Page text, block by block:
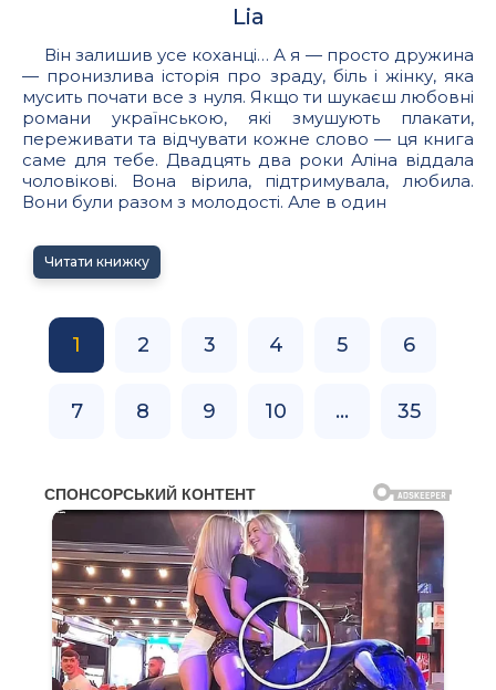
Lia
Він залишив усе коханці… А я — просто дружина
— пронизлива історія про зраду, біль і жінку, яка
мусить почати все з нуля. Якщо ти шукаєш любовні
романи українською, які змушують плакати,
переживати та відчувати кожне слово — ця книга
саме для тебе. Двадцять два роки Аліна віддала
чоловікові. Вона вірила, підтримувала, любила.
Вони були разом з молодості. Але в один
Читати книжку
1 2 3 4 5 6
7 8 9 10 ... 35